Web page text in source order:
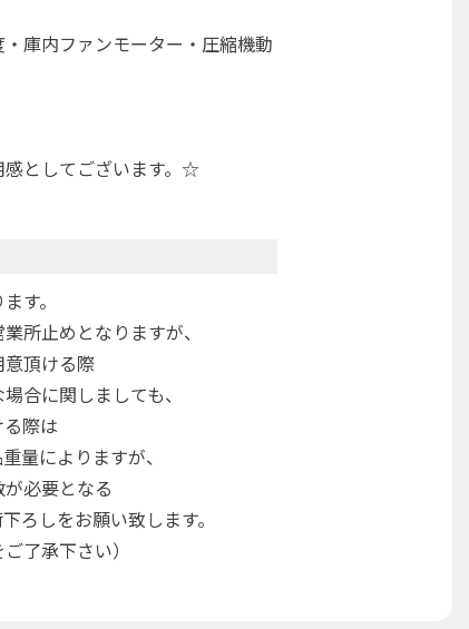
庫内ファンモーター・圧縮機動
としてございます。☆
す。
所止めとなりますが、
頂ける際
合に関しましても、
際は
量によりますが、
必要となる
ろしをお願い致します。
了承下さい）